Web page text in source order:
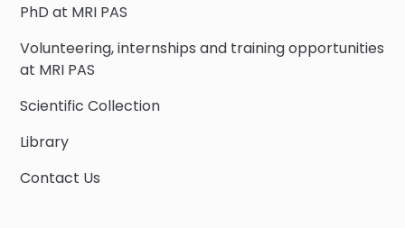
PhD at MRI PAS
Volunteering, internships and training opportunities
at MRI PAS
Scientific Collection
Library
Contact Us